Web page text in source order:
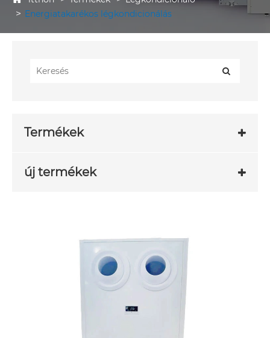
Energiatakarékos légkondicionálás
Termékek
új termékek